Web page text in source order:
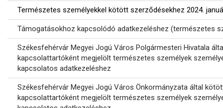
Természetes személyekkel kötött szerződésekhez 2024.
Támogatásokhoz kapcsolódó adatkezeléshez (természetes
Székesfehérvár Megyei Jogú Város Polgármesteri Hivatala
kapcsolattartóként megjelölt természetes személyek
kapcsolatos adatkezeléshez
Székesfehérvár Megyei Jogú Város Önkormányzata által
kapcsolattartóként megjelölt természetes személyek